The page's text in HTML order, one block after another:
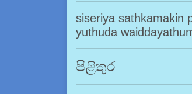
siseriya sathkamakin
yuthuda
පිළිතුර